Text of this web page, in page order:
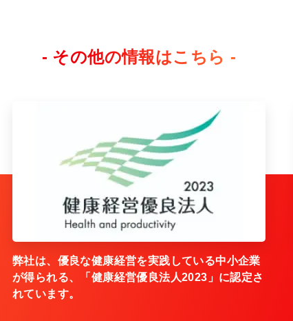
- その他の情報はこちら -
弊社は、優良な健康経営を実践している中小企業
が得られる、「健康経営優良法人2023」に認定さ
れています。